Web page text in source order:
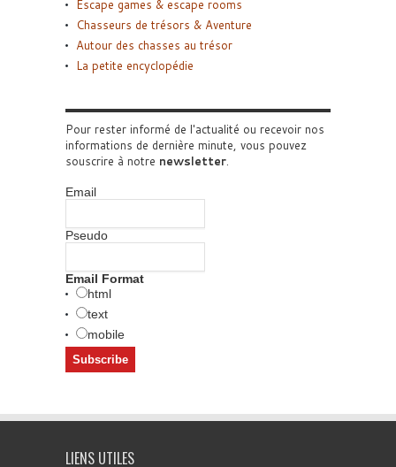
Escape games & escape rooms
Chasseurs de trésors & Aventure
Autour des chasses au trésor
La petite encyclopédie
Pour rester informé de l'actualité ou recevoir nos
informations de dernière minute, vous pouvez
souscrire à notre newsletter.
Email
Pseudo
Email Format
html
text
mobile
LIENS UTILES